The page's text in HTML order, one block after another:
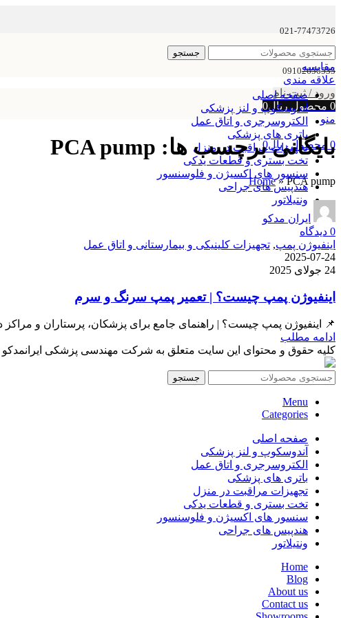
021-77473726
09102656535
جستجو
مقایسه
علاقه مندی
ورود / ثبت نام
0 محصول ریال0
منو
0 محصول ریال0
صفحه اصلی
آندوسکوپ و لنز پزشکی
الکتروسرجری و اتاق عمل
باتری های پزشکی
تجهیزات مراقبت در منزل
تخت بستری و قطعات یدکی
سنسور های اکسیژن و فلوسنسور
هندپیس های جراحی
ونتیلاتور
بایگانی برچسب ها: PCA pump
Home»PCA pump
ایران مدکو
0 دیدگاه
اینفیوژن پمپ, تجهیزات کلینیکی و بیمارستانی و اتاق عمل
2025-07-24
24 جولای 2025
اینفیوژن پمپ چیست؟ | تعمیر پمپ سرنگ و سرم
📌 اینفیوژن پمپ چیست؟ | راهنمای جامع برای پزشکان، پرستاران و مراکز درمانی ۱. مقدمه در
ادامه مطلب
کلیه حقوق و محتوای این سایت متعلق به شرکت مهندسی پزشکی ایرانمدکو
جستجو
Menu
Categories
صفحه اصلی
آندوسکوپ و لنز پزشکی
الکتروسرجری و اتاق عمل
باتری های پزشکی
تجهیزات مراقبت در منزل
تخت بستری و قطعات یدکی
سنسور های اکسیژن و فلوسنسور
هندپیس های جراحی
ونتیلاتور
Home
Blog
About us
Contact us